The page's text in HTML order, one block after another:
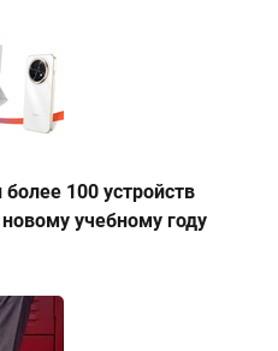
100 устройств
учебному году